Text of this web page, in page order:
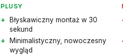
PLUSY
Błyskawiczny montaż w 30
sekund
Minimalistyczny, nowoczesny
wygląd